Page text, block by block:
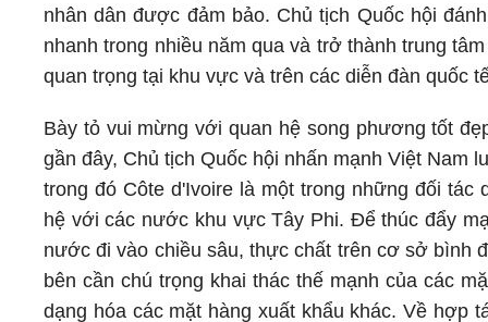
nhân dân được đảm bảo. Chủ tịch Quốc hội
nhanh trong nhiều năm qua và trở thành trung
quan trọng tại khu vực và trên các diễn đàn quốc
Bày tỏ vui mừng với quan hệ song phương tốt
gần đây, Chủ tịch Quốc hội nhấn mạnh Việt Nam
trong đó Côte d'Ivoire là một trong những đối tác
hệ với các nước khu vực Tây Phi. Để thúc đẩy
nước đi vào chiều sâu, thực chất trên cơ sở bình
bên cần chú trọng khai thác thế mạnh của các
dạng hóa các mặt hàng xuất khẩu khác. Về hợp